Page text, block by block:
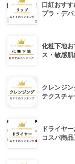
口紅おす
プラ・デパ
化粧下地
ス・敏感
クレンジ
テクスチャ
ドライヤ
コスパ商品